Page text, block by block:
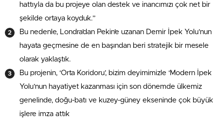
hattıyla da bu projeye olan destek ve inancımızı çok net bir
şekilde ortaya koyduk.”
Bu nedenle, Londra’dan Pekin’e uzanan Demir İpek Yolu’nun
hayata geçmesine de en başından beri stratejik bir mesele
olarak yaklaştık.
Bu projenin, ‘Orta Koridoru’, bizim deyimimizle ‘Modern İpek
Yolu’nun hayatiyet kazanması için son dönemde ülkemiz
genelinde, doğu-batı ve kuzey-güney ekseninde çok büyük
işlere imza attık